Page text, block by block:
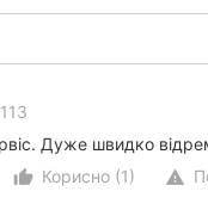
Дуже швидко
thumb_up_alt
Корисно (1) warning